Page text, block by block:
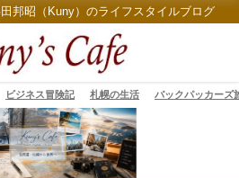
邦昭（Kuny）のライフスタイルブログ
ビジネス冒険記 札幌の生活 バックパッカーズ